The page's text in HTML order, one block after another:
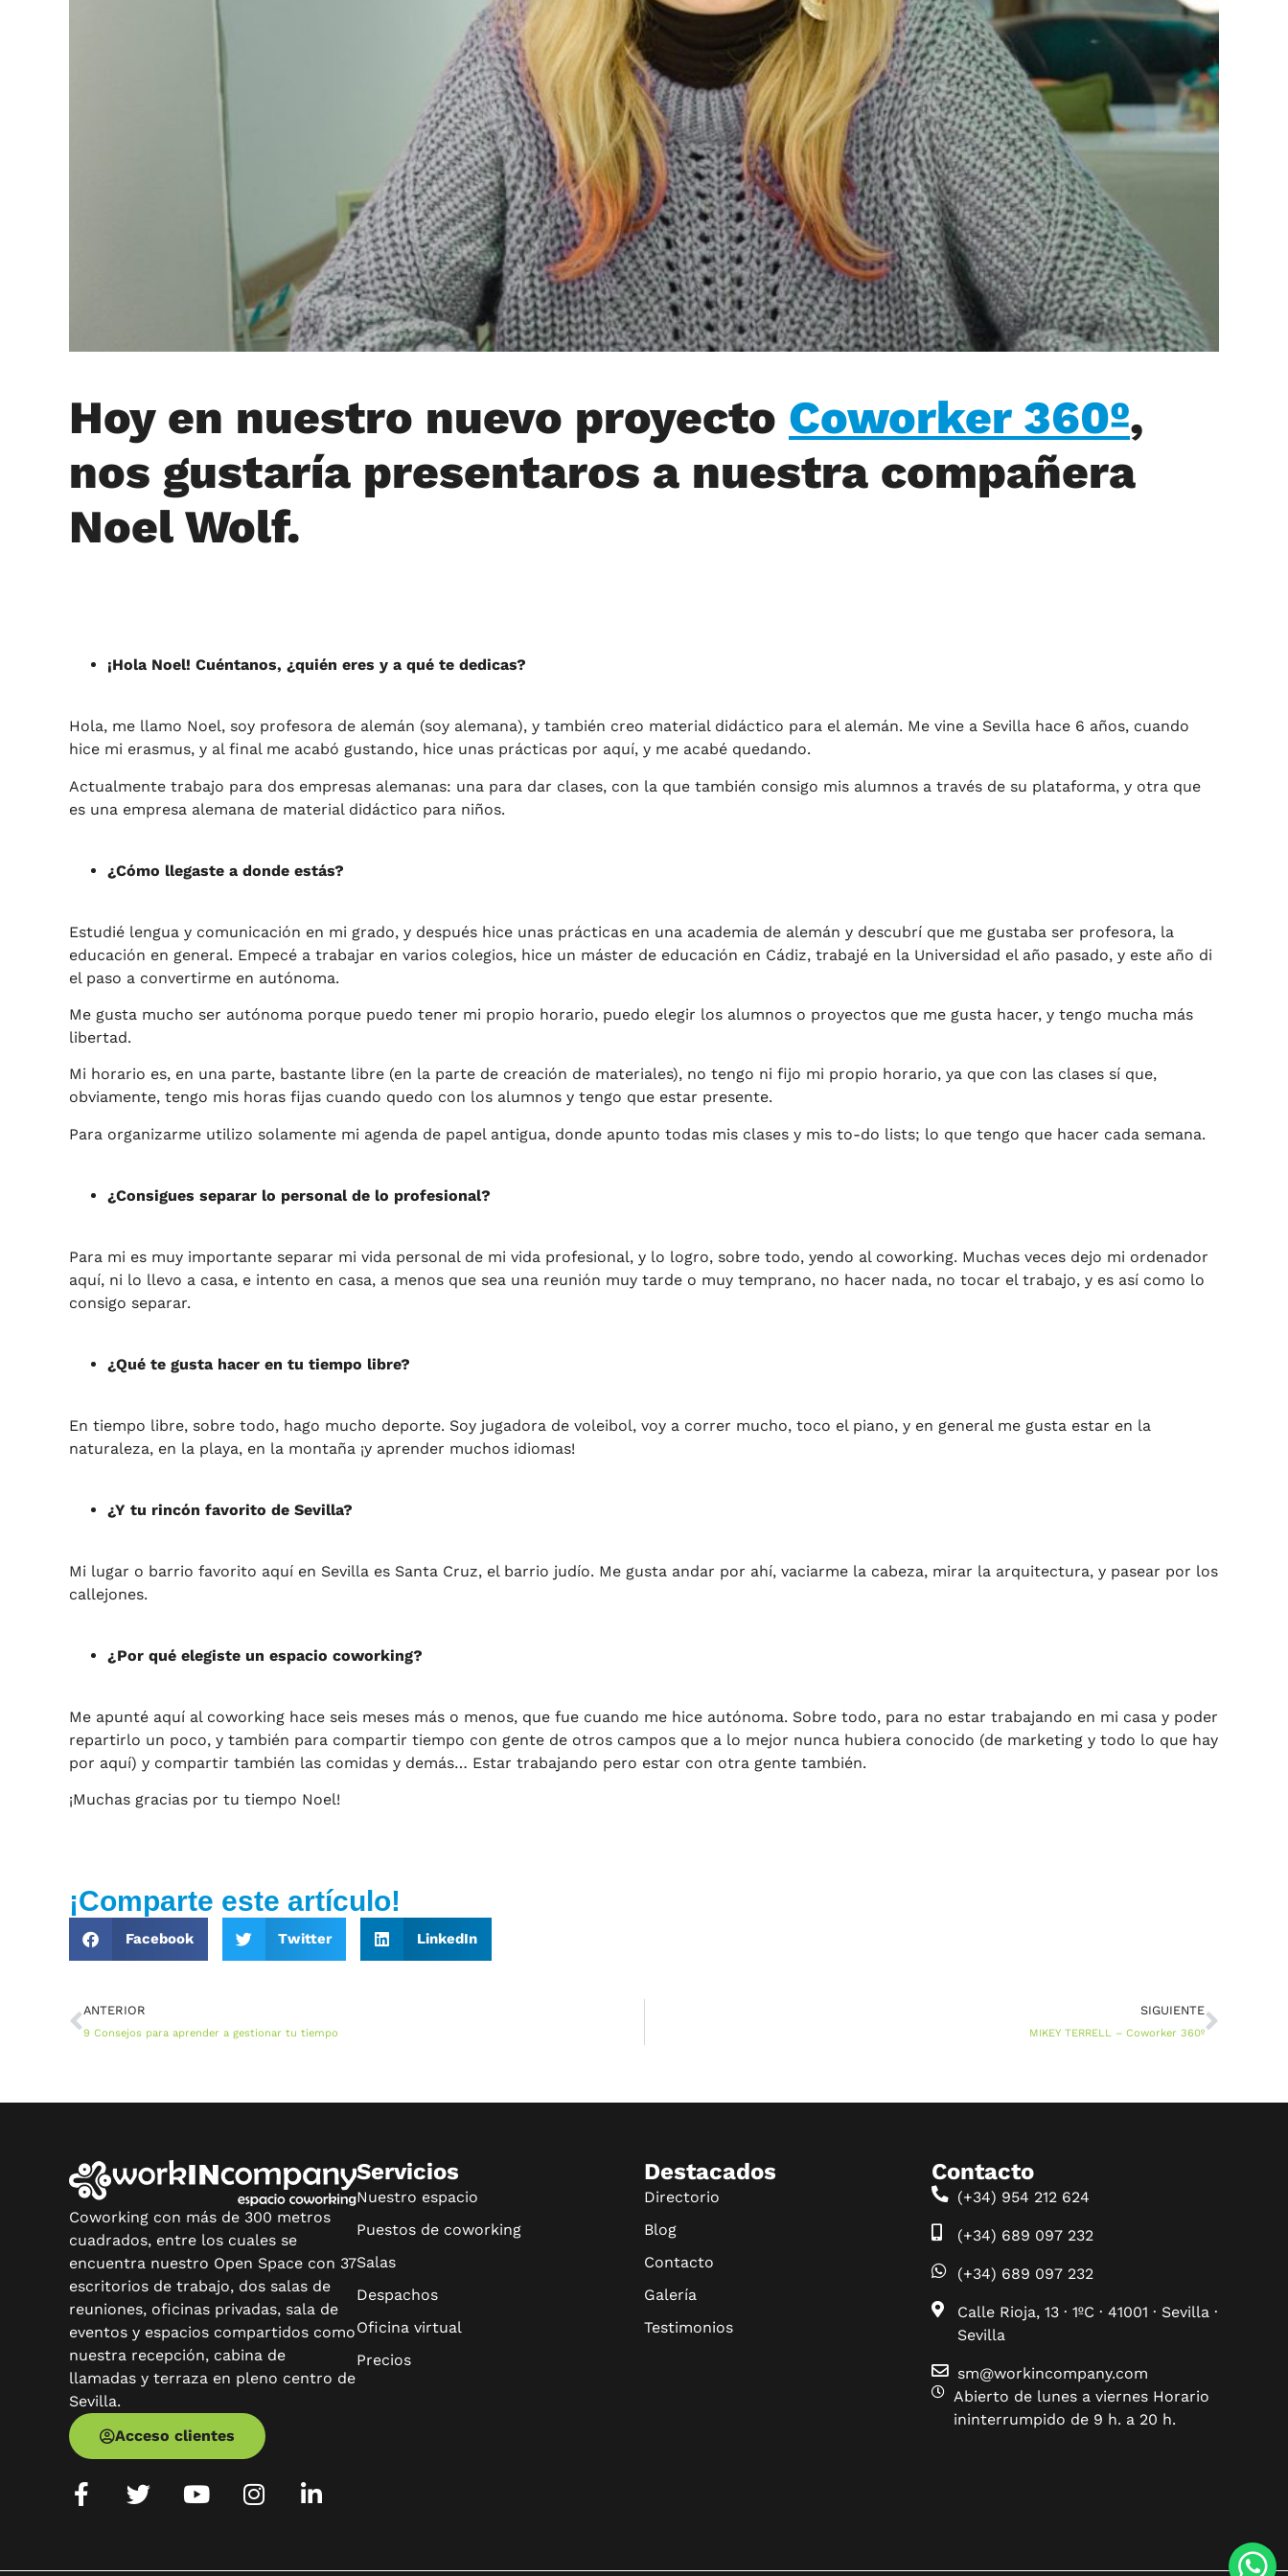
Hoy en nuestro nuevo proyecto Coworker 360º,
nos gustaría presentaros a nuestra compañera
Noel Wolf.
¡Hola Noel! Cuéntanos, ¿quién eres y a qué te dedicas?
Hola, me llamo Noel, soy profesora de alemán (soy alemana), y también creo material didáctico para el alemán. Me vine a Sevilla hace 6 años, cuando
hice mi erasmus, y al final me acabó gustando, hice unas prácticas por aquí, y me acabé quedando.
Actualmente trabajo para dos empresas alemanas: una para dar clases, con la que también consigo mis alumnos a través de su plataforma, y otra que
es una empresa alemana de material didáctico para niños.
¿Cómo llegaste a donde estás?
Estudié lengua y comunicación en mi grado, y después hice unas prácticas en una academia de alemán y descubrí que me gustaba ser profesora, la
educación en general. Empecé a trabajar en varios colegios, hice un máster de educación en Cádiz, trabajé en la Universidad el año pasado, y este año di
el paso a convertirme en autónoma.
Me gusta mucho ser autónoma porque puedo tener mi propio horario, puedo elegir los alumnos o proyectos que me gusta hacer, y tengo mucha más
libertad.
Mi horario es, en una parte, bastante libre (en la parte de creación de materiales), no tengo ni fijo mi propio horario, ya que con las clases sí que,
obviamente, tengo mis horas fijas cuando quedo con los alumnos y tengo que estar presente.
Para organizarme utilizo solamente mi agenda de papel antigua, donde apunto todas mis clases y mis to-do lists; lo que tengo que hacer cada semana.
¿Consigues separar lo personal de lo profesional?
Para mi es muy importante separar mi vida personal de mi vida profesional, y lo logro, sobre todo, yendo al coworking. Muchas veces dejo mi ordenador
aquí, ni lo llevo a casa, e intento en casa, a menos que sea una reunión muy tarde o muy temprano, no hacer nada, no tocar el trabajo, y es así como lo
consigo separar.
¿Qué te gusta hacer en tu tiempo libre?
En tiempo libre, sobre todo, hago mucho deporte. Soy jugadora de voleibol, voy a correr mucho, toco el piano, y en general me gusta estar en la
naturaleza, en la playa, en la montaña ¡y aprender muchos idiomas!
¿Y tu rincón favorito de Sevilla?
Mi lugar o barrio favorito aquí en Sevilla es Santa Cruz, el barrio judío. Me gusta andar por ahí, vaciarme la cabeza, mirar la arquitectura, y pasear por los
callejones.
¿Por qué elegiste un espacio coworking?
Me apunté aquí al coworking hace seis meses más o menos, que fue cuando me hice autónoma. Sobre todo, para no estar trabajando en mi casa y poder
repartirlo un poco, y también para compartir tiempo con gente de otros campos que a lo mejor nunca hubiera conocido (de marketing y todo lo que hay
por aquí) y compartir también las comidas y demás… Estar trabajando pero estar con otra gente también.
¡Muchas gracias por tu tiempo Noel!
¡Comparte este artículo!
Facebook Twitter LinkedIn
ANTERIOR
9 Consejos para aprender a gestionar tu tiempo
SIGUIENTE
MIKEY TERRELL – Coworker 360º
Coworking con más de 300 metros
cuadrados, entre los cuales se
encuentra nuestro Open Space con 37
escritorios de trabajo, dos salas de
reuniones, oficinas privadas, sala de
eventos y espacios compartidos como
nuestra recepción, cabina de
llamadas y terraza en pleno centro de
Sevilla.
Acceso clientes
Servicios
Nuestro espacio
Puestos de coworking
Salas
Despachos
Oficina virtual
Precios
Destacados
Directorio
Blog
Contacto
Galería
Testimonios
Contacto
(+34) 954 212 624
(+34) 689 097 232
(+34) 689 097 232
Calle Rioja, 13 · 1ºC · 41001 · Sevilla ·
Sevilla
sm@workincompany.com
Abierto de lunes a viernes Horario
ininterrumpido de 9 h. a 20 h.